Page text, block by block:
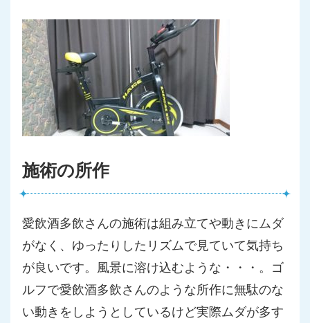
施術の所作
愛飲酒多飲さんの施術は組み立てや動きにムダ
がなく、ゆったりしたリズムで見ていて気持ち
が良いです。風景に溶け込むような・・ ・。ゴ
ルフで愛飲酒多飲さんのような所作に無駄のな
い動きをしよ うとしているけど実際ムダが多す